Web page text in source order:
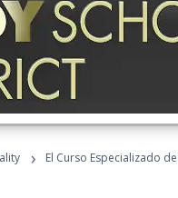
› El Curso Especializado